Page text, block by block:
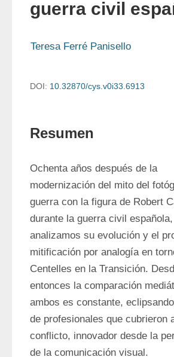
guerra civil
Teresa Ferré Panisello
DOI: 10.32870/cys.v0i33.6913
Resumen
Ochenta años después de la
modernización del mito del
guerra con la figura de Robert
durante la guerra civil española,
analizamos su evolución y el
mitificación por analogía en
Centelles en la Transición.
entonces la comparación
ambos es constante,
de profesionales que cubrieron
conflicto, innovador desde la
de la comunicación visual.